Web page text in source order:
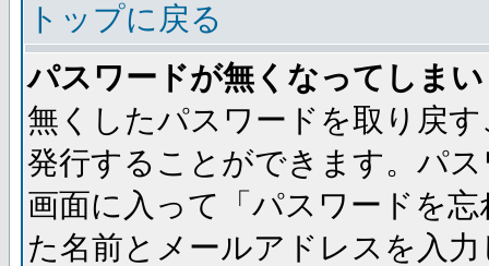
トップに戻る
パスワードが無くなってしま
無くしたパスワードを取り戻
発行することができます。パ
画面に入って「パスワードを
た名前とメールアドレスを入